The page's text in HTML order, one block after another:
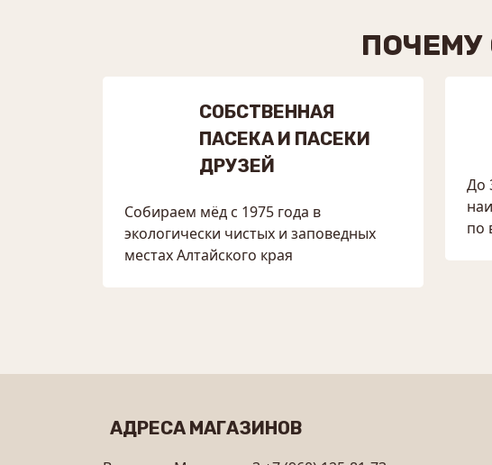
ПОЧЕМУ
СОБСТВЕННАЯ
ПАСЕКА И ПАСЕКИ
ДРУЗЕЙ
Собираем мёд с 1975 года в
экологически чистых и заповедных
местах Алтайского края
До
по
АДРЕСА МАГАЗИНОВ